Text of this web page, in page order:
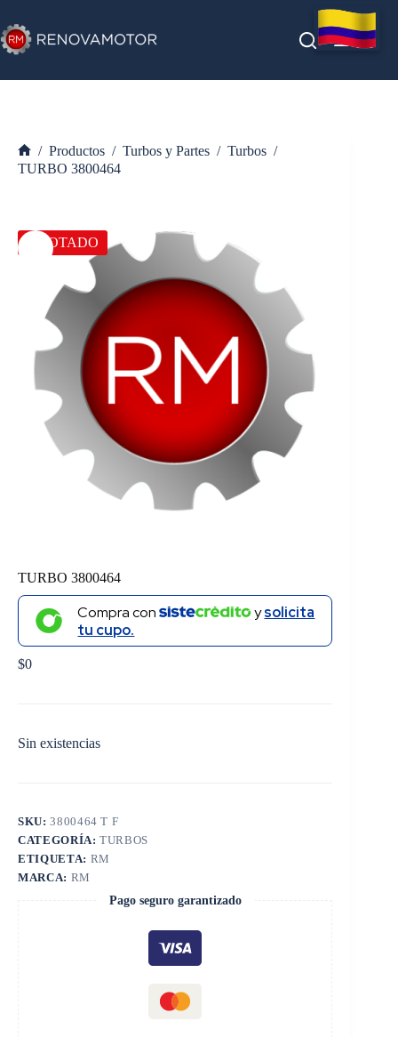
al
contenido
Inicio
/ Productos / Turbos y Partes / Turbos /
TURBO 3800464
AGOTADO
TURBO 3800464
Compra con ysolicita
tu cupo.
$0
Sin existencias
SKU:3800464 T F
CATEGORÍA:TURBOS
ETIQUETA: RM
MARCA: RM
Pago seguro garantizado